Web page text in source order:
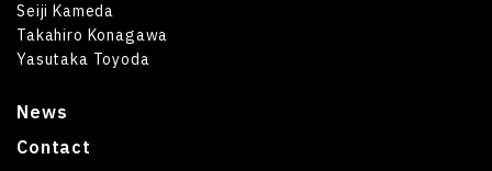
News
Seiji Kameda
Takahiro Konagawa
Yasutaka Toyoda
Contact